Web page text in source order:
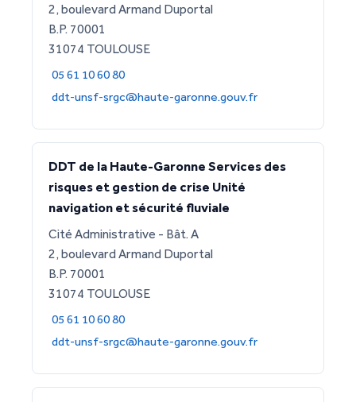
2, boulevard Armand Duportal
B.P. 70001
31074 TOULOUSE
05 61 10 60 80
ddt-unsf-srgc@haute-garonne.gouv.fr
DDT de la Haute-Garonne Services des
risques et gestion de crise Unité
navigation et sécurité fluviale
Cité Administrative - Bât. A
2, boulevard Armand Duportal
B.P. 70001
31074 TOULOUSE
05 61 10 60 80
ddt-unsf-srgc@haute-garonne.gouv.fr